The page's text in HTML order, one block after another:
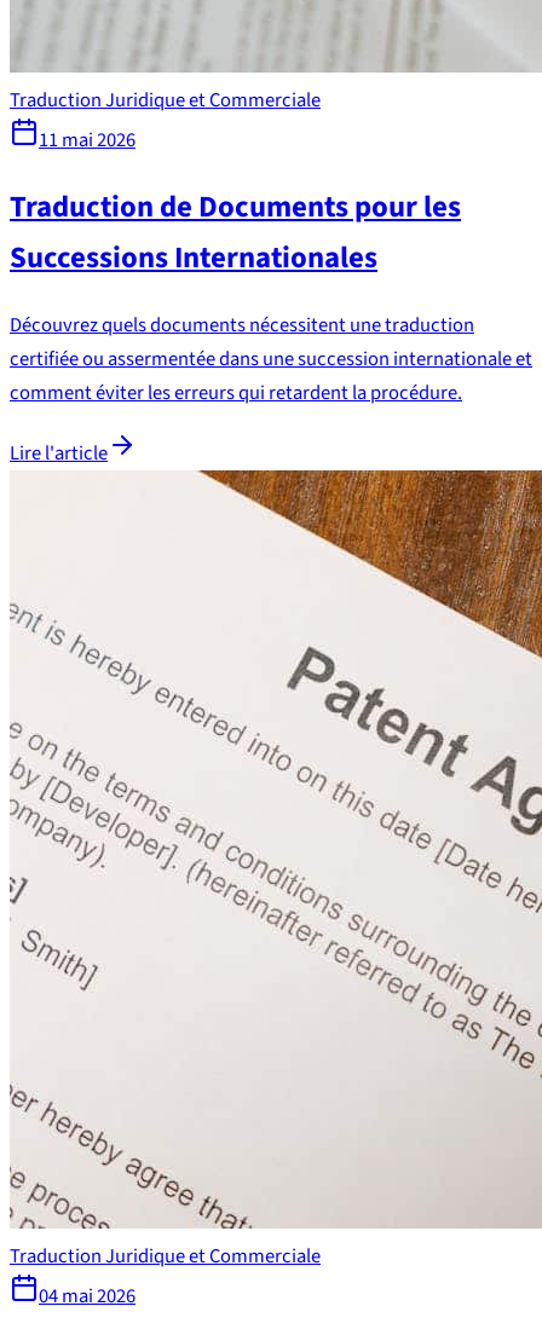
Traduction Juridique et Commerciale
11 mai 2026
Traduction de Documents pour les
Successions Internationales
Découvrez quels documents nécessitent une traduction
certifiée ou assermentée dans une succession internationale et
comment éviter les erreurs qui retardent la procédure.
Lire l'article
Traduction Juridique et Commerciale
04 mai 2026